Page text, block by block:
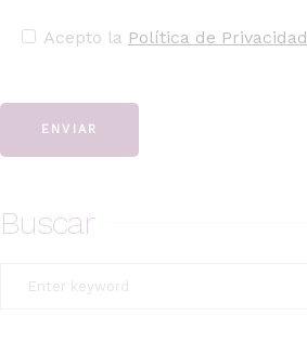
Acepto la Política de Privacidad
ENVIAR
Buscar
Search